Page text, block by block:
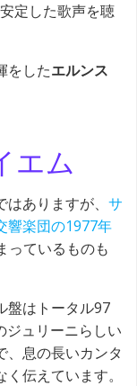
定した歌声を聴
をしたエルンス
エム
ありますが、 サ
響楽団の1977年
っているものも
盤はトータル97
ジュリーニらしい
、息の長いカンタ
伝えています。